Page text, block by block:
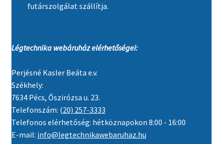
futárszolgálat szállítja.
Légtechnika webáruház elérhetőségei:
Perjésné Kasler Beáta e.v.
Székhely:
7634 Pécs, Őszirózsa u. 23.
Telefonszám: (20) 257-3333
Telefonos elérhetőség: hétköznapokon 8:00 - 16:00
E-mail: info@legtechnikawebaruhaz.hu